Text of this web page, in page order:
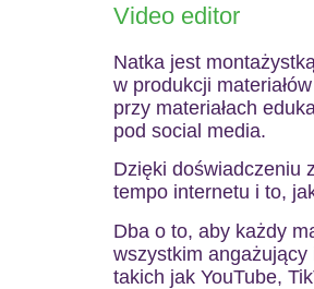
Video editor
Natka jest
w produkcji
przy materiałach
pod social media.
Dzięki doświadczeniu
tempo internetu i to,
Dba o to, aby każdy
wszystkim
takich jak YouTube,